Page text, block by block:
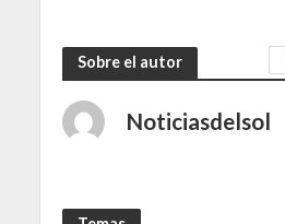
Sobre el autor
Noticiasdelsol